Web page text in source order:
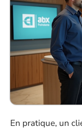
En pratique, un